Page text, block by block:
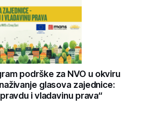
podrške za NVO u okviru
glasova zajednice:
i vladavinu prava“